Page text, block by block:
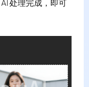
处理完成，即可